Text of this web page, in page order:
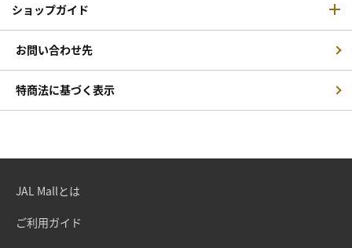
ショップガイド
お問い合わせ先
特商法に基づく表示
JAL Mallとは
ご利用ガイド